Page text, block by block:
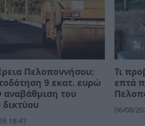
Πελοποννήσου:
9 εκατ. ευρώ
αναβάθμιση του
δικτύου
18:47
Τι
επτά
06/08/